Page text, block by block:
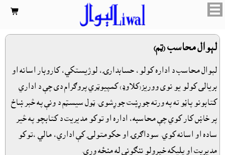

لېوال محاسب (ټم)
لېوال محاسب د اداره کولو، حسابدارۍ، لوژيستکي، کاروبار اسانه او
بريالى کولو يو نوى ووريز(کلاوډ) کمپيوټري پروګرام دى چې د اداري
کتابونو پاڼو ته په ورته جوړښت جوړشوى. ټول سيسټم د ونې په څېر ښاخ
پر خاښ کار کوي چې محاسبه، اداره او توکو مديريت د کتابچو په څير
ساده او اسانه کوي. سوداګرۍ او حکومتولۍ کې اداري، مالي ،توکو
مديريت او پليکه خپرولو ننګونې له منځه وړي.